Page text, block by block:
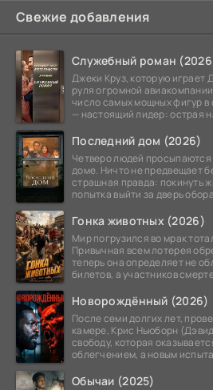
Свежие добавления
Служебный роман
Джеки Круз, которую играет
руля огромной
число самых мощных фигур
— настоящий лидер: острая
Последний дом (2026)
Четверо людей
доме. Ничто не предвещает
страшная правда: покинуть
попытка выйти за дверь
Гонка животных (2026)
Мир погрузился во мрак
Привычная всем лотерея
теперь она определяет не
билетов, а участников
Новорождённый (2026)
После семи долгих лет,
камере, Крис Ньюборн
свободу, которая
облегчением, а новым
Обычаи (2025)